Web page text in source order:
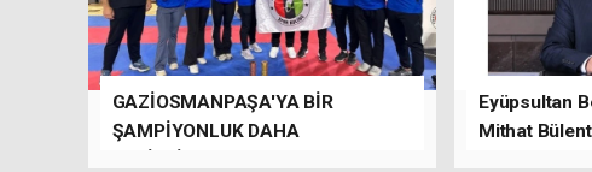
GAZİOSMANPAŞA'YA BİR
ŞAMPİYONLUK DAHA
Eyüpsultan
Mithat